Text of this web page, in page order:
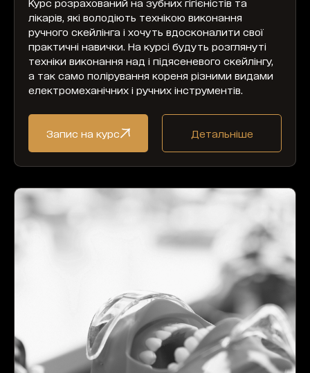
Курс розрахований на зубних гігієністів та
лікарів, які володіють технікою виконання
ручного скейлінга і хочуть вдосконалити свої
практичні навички. На курсі будуть розглянуті
техніки виконання над і підясеневого скейлінгу,
а так само полірування кореня різними видами
електромеханічних і ручних інструментів.
Запис на курс Детальніше